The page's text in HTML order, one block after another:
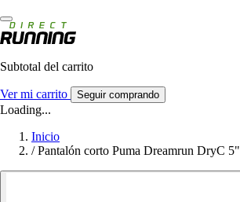
Subtotal del carrito
Ver mi carrito Seguir comprando
Loading...
Inicio
/ Pantalón corto Puma Dreamrun DryC 5"